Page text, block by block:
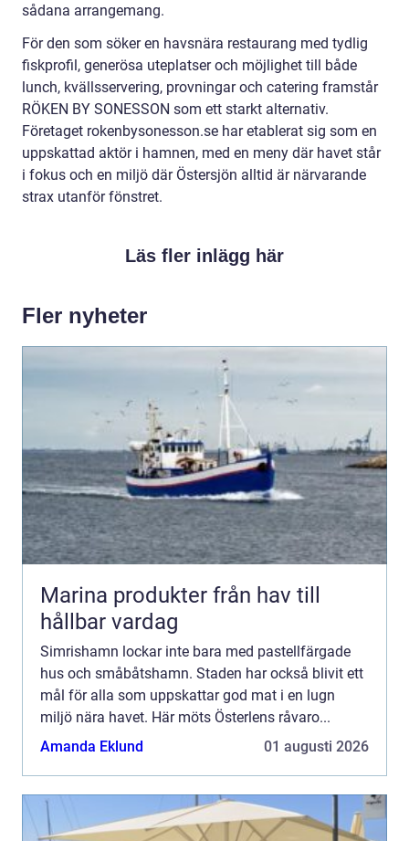
sådana arrangemang.
För den som söker en havsnära restaurang med tydlig
fiskprofil, generösa uteplatser och möjlighet till både
lunch, kvällsservering, provningar och catering framstår
RÖKEN BY SONESSON som ett starkt alternativ.
Företaget rokenbysonesson.se har etablerat sig som en
uppskattad aktör i hamnen, med en meny där havet står
i fokus och en miljö där Östersjön alltid är närvarande
strax utanför fönstret.
Läs fler inlägg här
Fler nyheter
Marina produkter från hav till
hållbar vardag
Simrishamn lockar inte bara med pastellfärgade
hus och småbåtshamn. Staden har också blivit ett
mål för alla som uppskattar god mat i en lugn
miljö nära havet. Här möts Österlens råvaro...
Amanda Eklund
01 augusti 2026